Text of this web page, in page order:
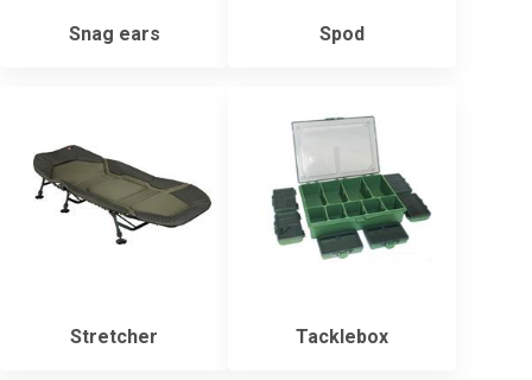
Snag ears Spod
Stretcher Tacklebox